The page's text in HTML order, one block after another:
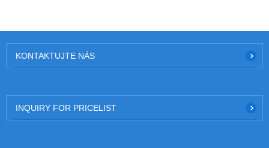
KONTAKTUJTE NÁS
INQUIRY FOR PRICELIST